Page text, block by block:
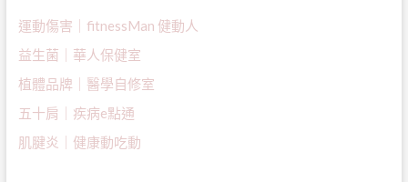
運動傷害｜fitnessMan 健動人
益生菌｜ 華人保健室
植體品牌｜醫學自修室
五十肩｜疾病e點通
肌腱炎｜健康動吃動